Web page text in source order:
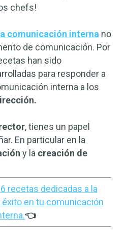
chefs!
comunicación interna no
de comunicación. Por
han sido
para responder a
interna a los
, tienes un papel
En particular en la
y la creación de
recetas dedicadas a la
en tu comunicación
👈